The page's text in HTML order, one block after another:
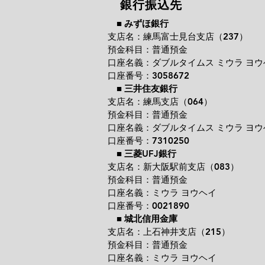
銀行振込先
■ みずほ銀行
支店名：練馬富士見台支店（237）
預金科目：普通預金
口座名義：ダブルタイムス ミウラ ヨウ
口座番号：3058672
■ 三井住友銀行
支店名：練馬支店（064）
預金科目：普通預金
口座名義：ダブルタイムス ミウラ ヨウ
口座番号：7310250
■ 三菱UFJ銀行
支店名：新大阪駅前支店（083）
預金科目：普通預金
口座名義：ミウラ ヨウヘイ
口座番号：0021890
■ 城北信用金庫
支店名：上石神井支店（215）
預金科目：普通預金
口座名義：ミウラ ヨウヘイ